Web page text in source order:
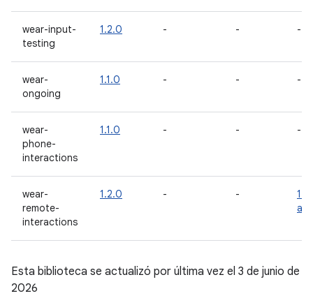
wear-input-
testing
1.2.0 - - -
wear-
ongoing
1.1.0 - - -
wear-
phone-
interactions
1.1.0 - - -
wear-
remote-
interactions
1.2.0 - -
Esta biblioteca se actualizó por última vez el 3 de junio de
2026